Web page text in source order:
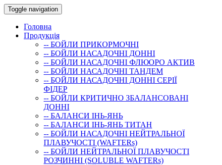
Toggle navigation
Головна
Продукція
-- БОЙЛИ ПРИКОРМОЧНI
-- БОЙЛИ НАСАДОЧНI ДОННI
-- БОЙЛИ НАСАДОЧНІ ФЛЮОРО АКТИВ
-- БОЙЛИ НАСАДОЧНІ ТАНДЕМ
-- БОЙЛИ НАСАДОЧНI ДОННI СЕРIÏ
ФIДЕР
-- БОЙЛИ КРИТИЧНО ЗБАЛАНСОВАНІ
ДОННІ
-- БАЛАНСИ ІНЬ-ЯНЬ
-- БАЛАНСИ ІНЬ-ЯНЬ ТИТАН
-- БОЙЛИ НАСАДОЧНI НЕЙТРАЛЬНОÏ
ПЛАВУЧОСТI (WAFTERs)
-- БОЙЛИ НЕЙТРАЛЬНОЇ ПЛАВУЧОСТІ
РОЗЧИННІ (SOLUBLE WAFTERs)